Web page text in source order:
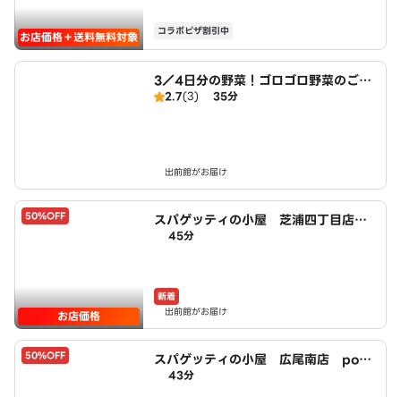
お店価格＋送料無料対象 コラボピザ割引中
3／4日分の野菜！ゴロゴロ野菜のごち
そうスープ～ベジブロ 大門店
2.7(3) 35分
出前館がお届け
50%OFF
お店価格
スパゲッティの小屋 芝浦四丁目店 p
owered by LAWSON
45分
新着
出前館がお届け
50%OFF
スパゲッティの小屋 広尾南店 pow
ered by LAWSON
43分